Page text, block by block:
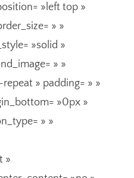
»left top »
» »
»solid »
» »
» padding= » »
»0px »
» »
»